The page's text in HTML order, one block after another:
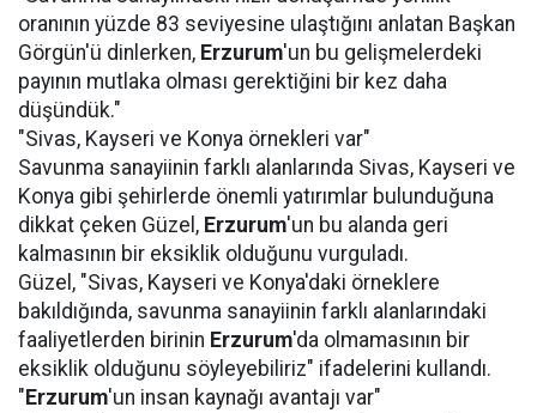
oranının yüzde 83 seviyesine ulaştığını anlatan Başkan
Görgün'ü dinlerken, Erzurum'un bu gelişmelerdeki
payının mutlaka olması gerektiğini bir kez daha
düşündük."
"Sivas, Kayseri ve Konya örnekleri var"
Savunma sanayiinin farklı alanlarında Sivas, Kayseri ve
Konya gibi şehirlerde önemli yatırımlar bulunduğuna
dikkat çeken Güzel, Erzurum'un bu alanda geri
kalmasının bir eksiklik olduğunu vurguladı.
Güzel, "Sivas, Kayseri ve Konya'daki örneklere
bakıldığında, savunma sanayiinin farklı alanlarındaki
faaliyetlerden birinin Erzurum'da olmamasının bir
eksiklik olduğunu söyleyebiliriz" ifadelerini kullandı.
" Erzurum'un insan kaynağı avantajı var"